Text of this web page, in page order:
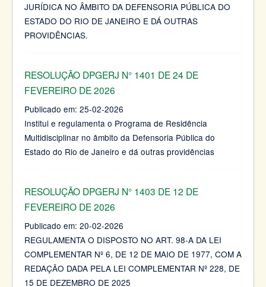
JURÍDICA NO ÂMBITO DA DEFENSORIA PÚBLICA DO
ESTADO DO RIO DE JANEIRO E DÁ OUTRAS
PROVIDÊNCIAS.
RESOLUÇÃO DPGERJ N° 1401 DE 24 DE
FEVEREIRO DE 2026
Publicado em: 25-02-2026
Institui e regulamenta o Programa de Residência
Multidisciplinar no âmbito da Defensoria Pública do
Estado do Rio de Janeiro e dá outras providências
RESOLUÇÃO DPGERJ N° 1403 DE 12 DE
FEVEREIRO DE 2026
Publicado em: 20-02-2026
REGULAMENTA O DISPOSTO NO ART. 98-A DA LEI
COMPLEMENTAR Nº 6, DE 12 DE MAIO DE 1977, COM A
REDAÇÃO DADA PELA LEI COMPLEMENTAR Nº 228, DE
15 DE DEZEMBRO DE 2025